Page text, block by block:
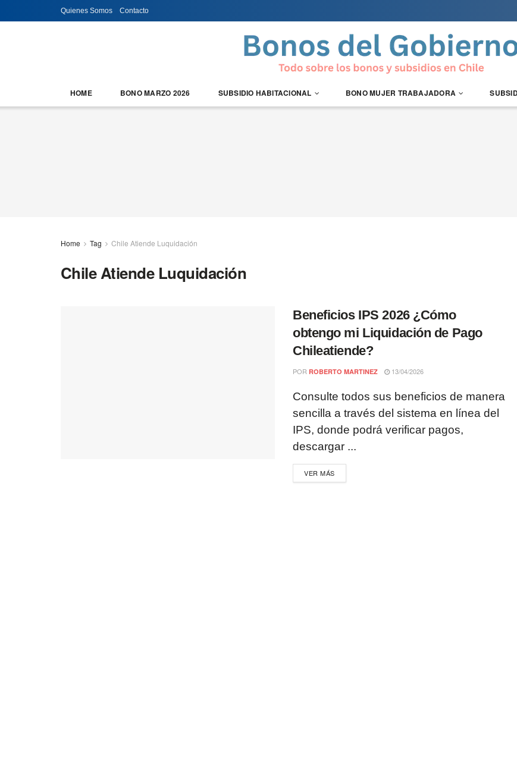
Quienes Somos Contacto
HOME BONO MARZO 2026 SUBSIDIO HABITACIONAL BONO MUJER TRABAJADORA
Home Tag Chile Atiende Luquidación
Chile Atiende Luquidación
Beneficios IPS 2026 ¿Cómo
obtengo mi Liquidación de Pago
Chileatiende?
POR ROBERTO MARTINEZ 13/04/2026
Consulte todos sus beneficios de manera
sencilla a través del sistema en línea del
IPS, donde podrá verificar pagos,
descargar ...
VER MÁS